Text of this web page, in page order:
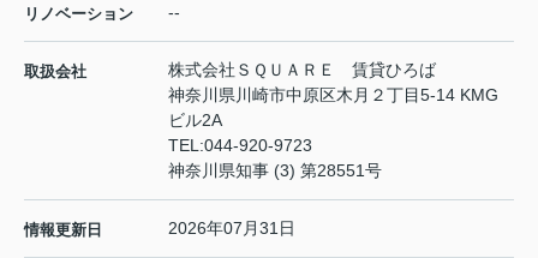
リノベーション --
取扱会社
株式会社ＳＱＵＡＲＥ 賃貸ひろば
神奈川県川崎市中原区木月２丁目5-14 KMG
ビル2A
TEL:044-920-9723
神奈川県知事 (3) 第28551号
情報更新日 2026年07月31日